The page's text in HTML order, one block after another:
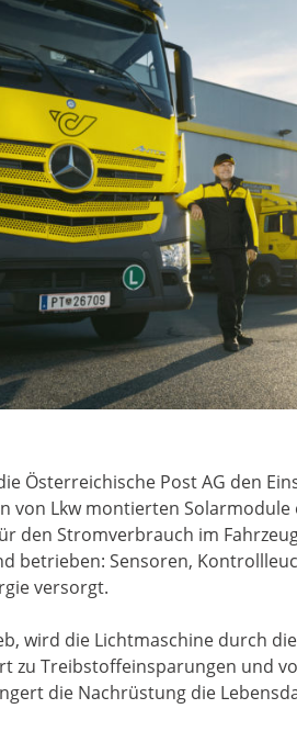
Österreichische Post AG den
von Lkw montierten
den Stromverbrauch im
betrieben: Sensoren,
versorgt.
wird die Lichtmaschine durch
zu Treibstoffeinsparungen und
die Nachrüstung die